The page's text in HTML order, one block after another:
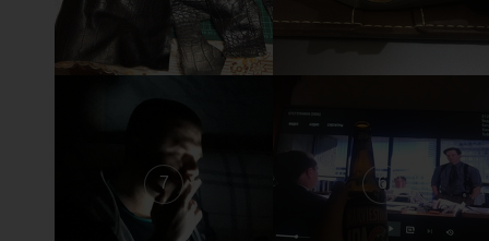
7 6